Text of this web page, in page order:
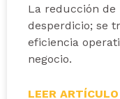
La reducción
desperdicio; se
eficiencia
negocio.
LEER